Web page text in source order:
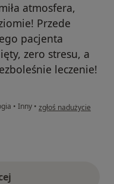
atmosfera,
Przede
pacjenta
zero stresu, a
leczenie!
• Inny • w opinii użytkownika
zgłoś nadużycie